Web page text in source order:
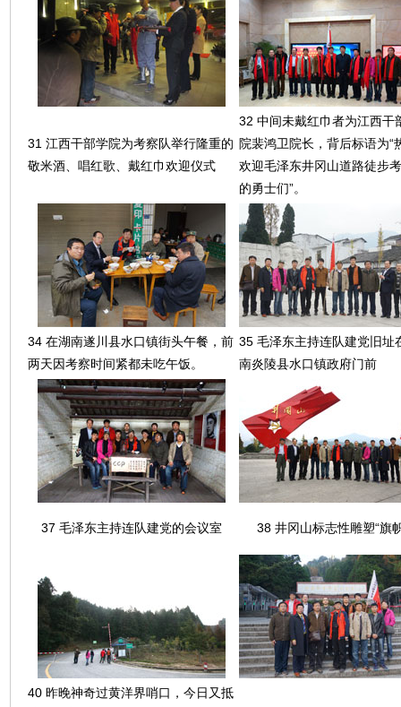
31 江西干部学院为考察队举行隆重的
敬米酒、唱红歌、戴红巾欢迎仪式
32 中间未戴红巾者为江西干
院裴鸿卫院长，背后标语为“
欢迎毛泽东井冈山道路徒步
的勇士们”。
34 在湖南遂川县水口镇街头午餐，前
两天因考察时间紧都未吃午饭。
35 毛泽东主持连队建党旧址
南炎陵县水口镇政府门前
37 毛泽东主持连队建党的会议室 38 井冈山标志性雕塑“旗
40 昨晚神奇过黄洋界哨口，今日又抵